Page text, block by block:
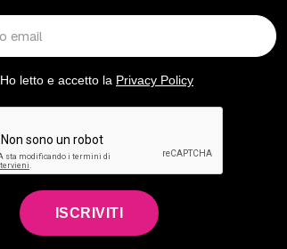
Ho letto e accetto la Privacy Policy
ISCRIVITI